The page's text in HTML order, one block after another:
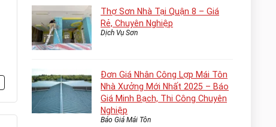
Thợ Sơn Nhà Tại Quận 8 – Giá
Rẻ, Chuyên Nghiệp
Dịch Vụ Sơn
Đơn Giá Nhân Công Lợp Mái Tôn
Nhà Xưởng Mới Nhất 2025 – Báo
Giá Minh Bạch, Thi Công Chuyên
Nghiệp
Báo Giá Mái Tôn